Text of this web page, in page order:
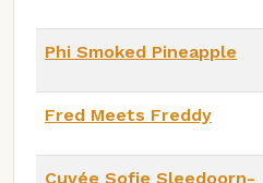
Phi Smoked Pineapple
Fred Meets Freddy
Cuvée Sofie Sleedoorn-